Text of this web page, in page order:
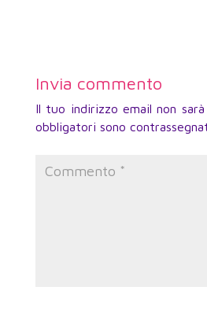
Invia commento
Il tuo indirizzo email non sarà
obbligatori sono